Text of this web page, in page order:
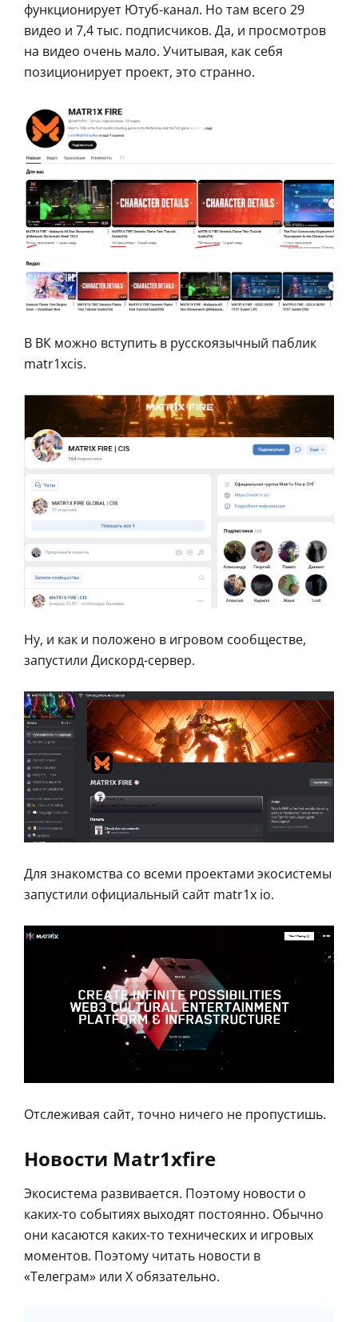
функционирует Ютуб-канал. Но там всего 29
видео и 7,4 тыс. подписчиков. Да, и просмотров
на видео очень мало. Учитывая, как себя
позиционирует проект, это странно.
В ВК можно вступить в русскоязычный паблик
matr1xcis.
Ну, и как и положено в игровом сообществе,
запустили Дискорд-сервер.
Для знакомства со всеми проектами экосистемы
запустили официальный сайт matr1x io.
Отслеживая сайт, точно ничего не пропустишь.
Новости Matr1xfire
Экосистема развивается. Поэтому новости о
каких-то событиях выходят постоянно. Обычно
они касаются каких-то технических и игровых
моментов. Поэтому читать новости в
«Телеграм» или X обязательно.